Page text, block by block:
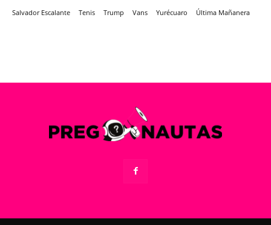
Salvador Escalante Tenis Trump Vans Yurécuaro Última Mañanera